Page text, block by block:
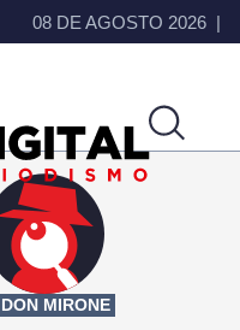
08 DE AGOSTO 2026
DON MIRONE